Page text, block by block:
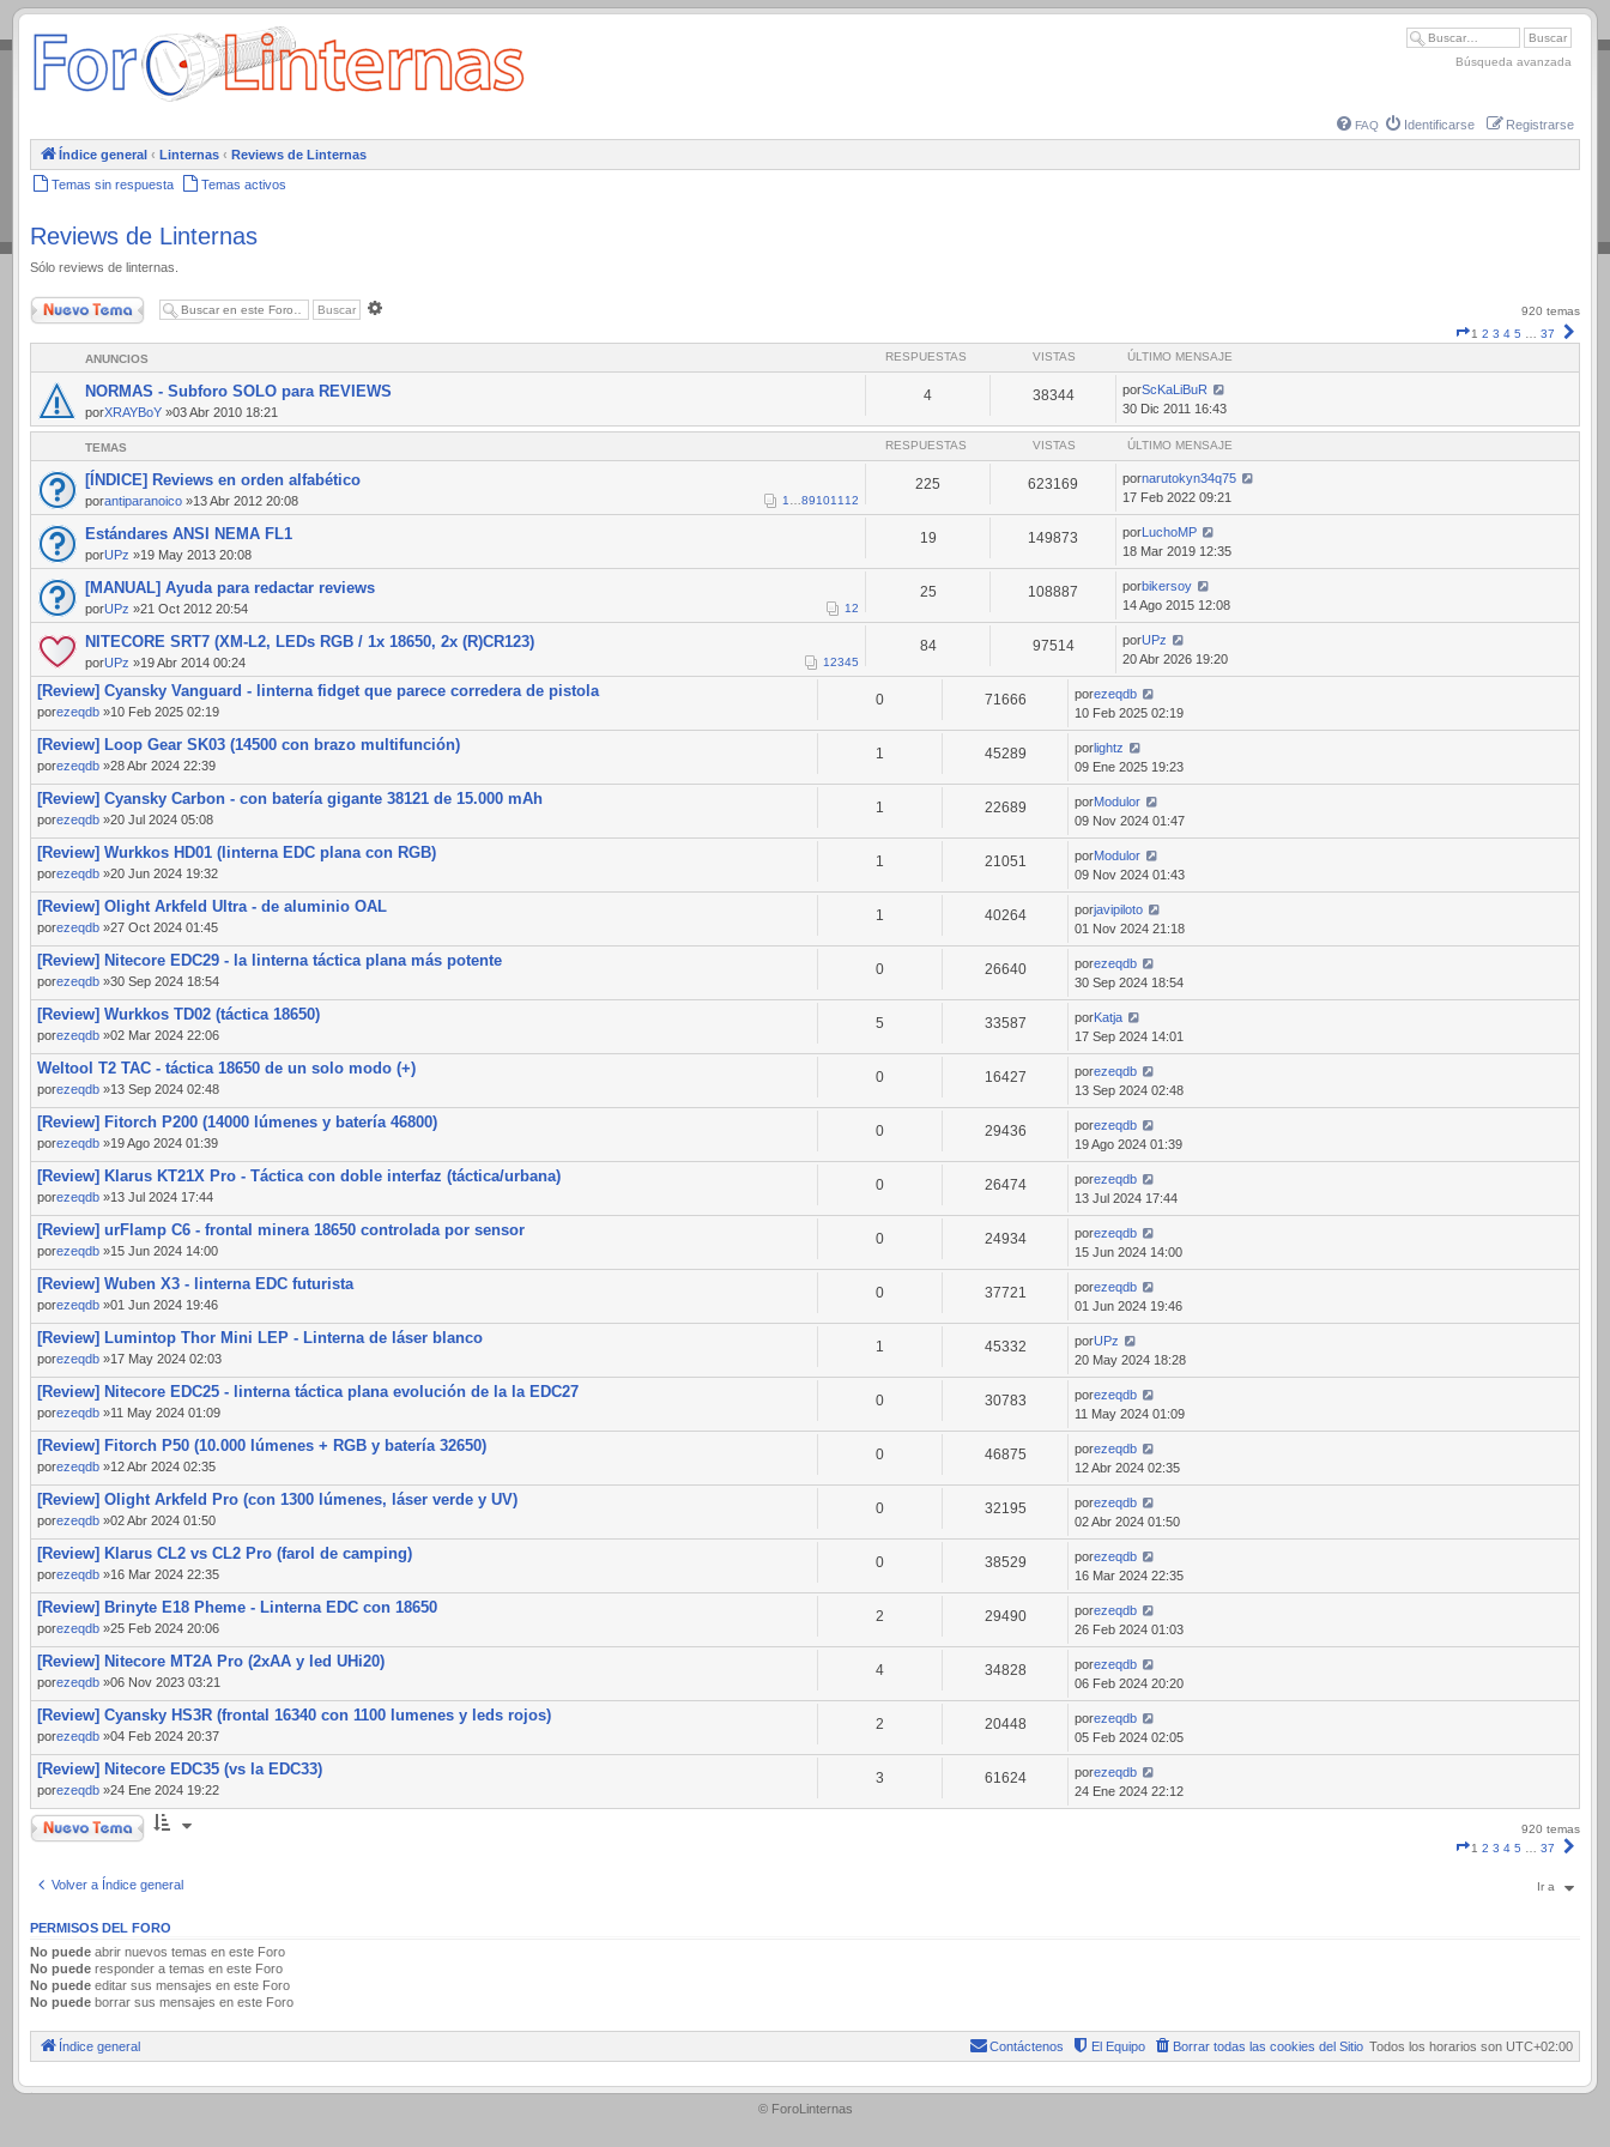
.
Búsqueda avanzada
FAQ Identificarse Registrarse
Índice general ‹ Linternas ‹ Reviews de Linternas
Temas sin respuesta Temas activos
Reviews de Linternas
Sólo reviews de linternas.
Nuevo Tema
920 temas
Página
1 2 3 4 5 37
ANUNCIOS RESPUESTAS VISTAS ÚLTIMO MENSAJE
NORMAS - Subforo SOLO para REVIEWS
porXRAYBoY »03 Abr 2010 18:21
4 38344 porScKaLiBuR
30 Dic 2011 16:43
TEMAS RESPUESTAS VISTAS ÚLTIMO MENSAJE
[ÍNDICE] Reviews en orden alfabético
porantiparanoico »13 Abr 2012 20:08 1 891011 12
225 623169 pornarutokyn34q75
17 Feb 2022 09:21
Estándares ANSI NEMA FL1
porUPz »19 May 2013 20:08
19 149873 porLuchoMP
18 Mar 2019 12:35
[MANUAL] Ayuda para redactar reviews
porUPz »21 Oct 2012 20:54 12
25 108887 porbikersoy
14 Ago 2015 12:08
NITECORE SRT7 (XM-L2, LEDs RGB / 1x 18650, 2x (R)CR123)
porUPz »19 Abr 2014 00:24 12345
84 97514 porUPz
20 Abr 2026 19:20
[Review] Cyansky Vanguard - linterna fidget que parece corredera de pistola
porezeqdb »10 Feb 2025 02:19
0 71666 porezeqdb
10 Feb 2025 02:19
[Review] Loop Gear SK03 (14500 con brazo multifunción)
porezeqdb »28 Abr 2024 22:39
1 45289 porlightz
09 Ene 2025 19:23
[Review] Cyansky Carbon - con batería gigante 38121 de 15.000 mAh
porezeqdb »20 Jul 2024 05:08
1 22689 porModulor
09 Nov 2024 01:47
[Review] Wurkkos HD01 (linterna EDC plana con RGB)
porezeqdb »20 Jun 2024 19:32
1 21051 porModulor
09 Nov 2024 01:43
[Review] Olight Arkfeld Ultra - de aluminio OAL
porezeqdb »27 Oct 2024 01:45
1 40264 porjavipiloto
01 Nov 2024 21:18
[Review] Nitecore EDC29 - la linterna táctica plana más potente
porezeqdb »30 Sep 2024 18:54
0 26640 porezeqdb
30 Sep 2024 18:54
[Review] Wurkkos TD02 (táctica 18650)
porezeqdb »02 Mar 2024 22:06
5 33587 porKatja
17 Sep 2024 14:01
Weltool T2 TAC - táctica 18650 de un solo modo (+)
porezeqdb »13 Sep 2024 02:48
0 16427 porezeqdb
13 Sep 2024 02:48
[Review] Fitorch P200 (14000 lúmenes y batería 46800)
porezeqdb »19 Ago 2024 01:39
0 29436 porezeqdb
19 Ago 2024 01:39
[Review] Klarus KT21X Pro - Táctica con doble interfaz (táctica/urbana)
porezeqdb »13 Jul 2024 17:44
0 26474 porezeqdb
13 Jul 2024 17:44
[Review] urFlamp C6 - frontal minera 18650 controlada por sensor
porezeqdb »15 Jun 2024 14:00
0 24934 porezeqdb
15 Jun 2024 14:00
[Review] Wuben X3 - linterna EDC futurista
porezeqdb »01 Jun 2024 19:46
0 37721 porezeqdb
01 Jun 2024 19:46
[Review] Lumintop Thor Mini LEP - Linterna de láser blanco
porezeqdb »17 May 2024 02:03
1 45332 porUPz
20 May 2024 18:28
[Review] Nitecore EDC25 - linterna táctica plana evolución de la la EDC27
porezeqdb »11 May 2024 01:09
0 30783 porezeqdb
11 May 2024 01:09
[Review] Fitorch P50 (10.000 lúmenes + RGB y batería 32650)
porezeqdb »12 Abr 2024 02:35
0 46875 porezeqdb
12 Abr 2024 02:35
[Review] Olight Arkfeld Pro (con 1300 lúmenes, láser verde y UV)
porezeqdb »02 Abr 2024 01:50
0 32195 porezeqdb
02 Abr 2024 01:50
[Review] Klarus CL2 vs CL2 Pro (farol de camping)
porezeqdb »16 Mar 2024 22:35
0 38529 porezeqdb
16 Mar 2024 22:35
[Review] Brinyte E18 Pheme - Linterna EDC con 18650
porezeqdb »25 Feb 2024 20:06
2 29490 porezeqdb
26 Feb 2024 01:03
[Review] Nitecore MT2A Pro (2xAA y led UHi20)
porezeqdb »06 Nov 2023 03:21
4 34828 porezeqdb
06 Feb 2024 20:20
[Review] Cyansky HS3R (frontal 16340 con 1100 lumenes y leds rojos)
porezeqdb »04 Feb 2024 20:37
2 20448 porezeqdb
05 Feb 2024 02:05
[Review] Nitecore EDC35 (vs la EDC33)
porezeqdb »24 Ene 2024 19:22
3 61624 porezeqdb
24 Ene 2024 22:12
Nuevo Tema
920 temas
Página
1 2 3 4 5 37
Volver a Índice general Ir a
PERMISOS DEL FORO
No puede abrir nuevos temas en este Foro
No puede responder a temas en este Foro
No puede editar sus mensajes en este Foro
No puede borrar sus mensajes en este Foro
Índice general Todos los horarios son UTC+02:00
Borrar todas las cookies del Sitio
El Equipo
Contáctenos
.
© ForoLinternas